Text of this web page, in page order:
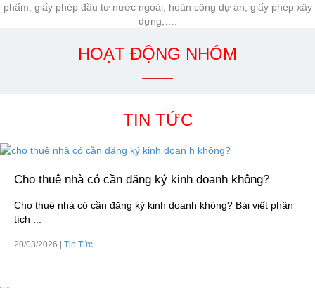
phẩm, giấy phép đầu tư nước ngoài, hoàn công dự án, giấy phép xây
dựng,….
HOẠT ĐỘNG NHÓM
TIN TỨC
Cho thuê nhà có cần đăng ký kinh doanh không?
Cho thuê nhà có cần đăng ký kinh doanh không? Bài viết phân
tích ...
20/03/2026 | Tin Tức